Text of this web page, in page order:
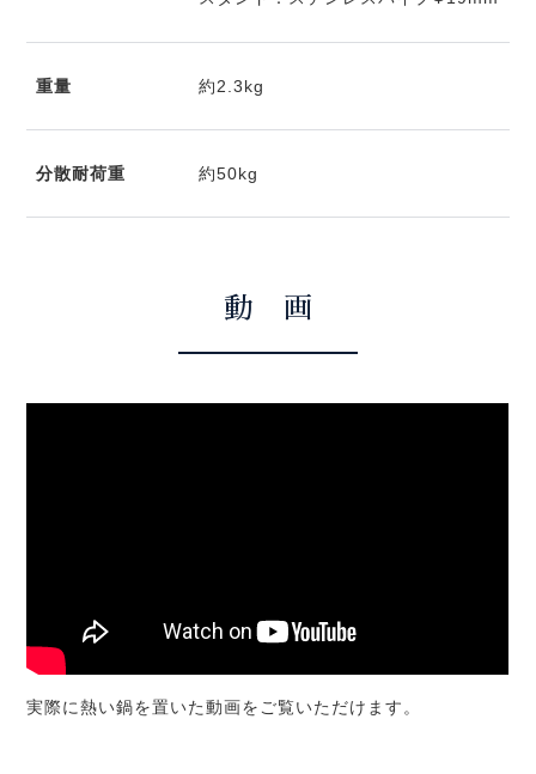
重量 約2.3kg
分散耐荷重 約50kg
動 画
実際に熱い鍋を置いた動画をご覧いただけます。